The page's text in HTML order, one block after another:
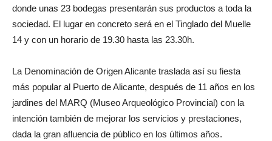
donde unas 23 bodegas presentarán sus productos a toda la
sociedad. El lugar en concreto será en el Tinglado del Muelle
14 y con un horario de 19.30 hasta las 23.30h.
La Denominación de Origen Alicante traslada así su fiesta
más popular al Puerto de Alicante, después de 11 años en los
jardines del MARQ (Museo Arqueológico Provincial) con la
intención también de mejorar los servicios y prestaciones,
dada la gran afluencia de público en los últimos años.